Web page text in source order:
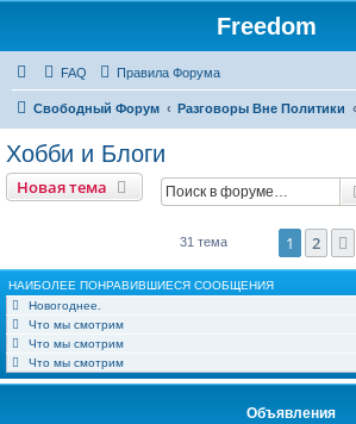
Freedom
FAQ Правила Форума
Свободный Форум Разговоры Вне Политики
Хобби и Блоги
Новая тема
31 тема 1 2
НАИБОЛЕЕ ПОНРАВИВШИЕСЯ СООБЩЕНИЯ
Новогоднее.
Что мы смотрим
Что мы смотрим
Что мы смотрим
Объявления